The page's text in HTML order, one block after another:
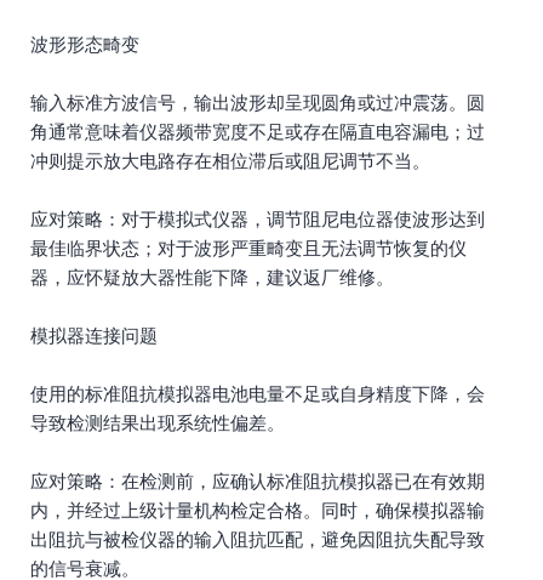
波形形态畸变
输入标准方波信号，输出波形却呈现圆角或过冲震荡。圆
角通常意味着仪器频带宽度不足或存在隔直电容漏电；过
冲则提示放大电路存在相位滞后或阻尼调节不当。
应对策略：对于模拟式仪器，调节阻尼电位器使波形达到
最佳临界状态；对于波形严重畸变且无法调节恢复的仪
器，应怀疑放大器性能下降，建议返厂维修。
模拟器连接问题
使用的标准阻抗模拟器电池电量不足或自身精度下降，会
导致检测结果出现系统性偏差。
应对策略：在检测前，应确认标准阻抗模拟器已在有效期
内，并经过上级计量机构检定合格。同时，确保模拟器输
出阻抗与被检仪器的输入阻抗匹配，避免因阻抗失配导致
的信号衰减。